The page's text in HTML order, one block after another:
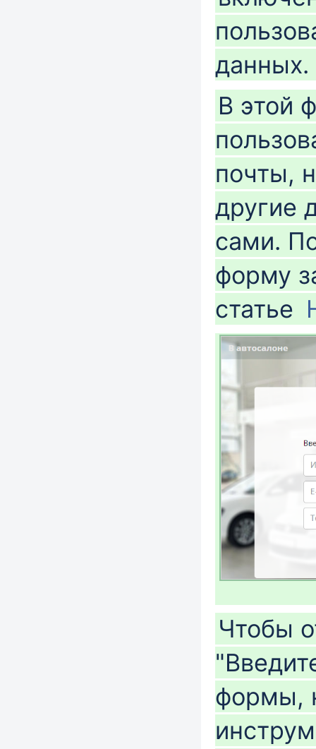
данных.
В этой
почты,
другие
сами.
форму
статье
Чтобы
формы,